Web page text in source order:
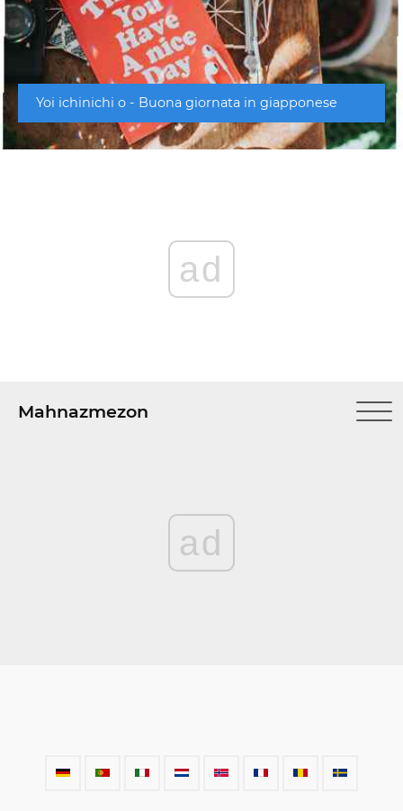
Yoi ichinichi o - Buona giornata in giapponese
ad
Mahnazmezon
ad